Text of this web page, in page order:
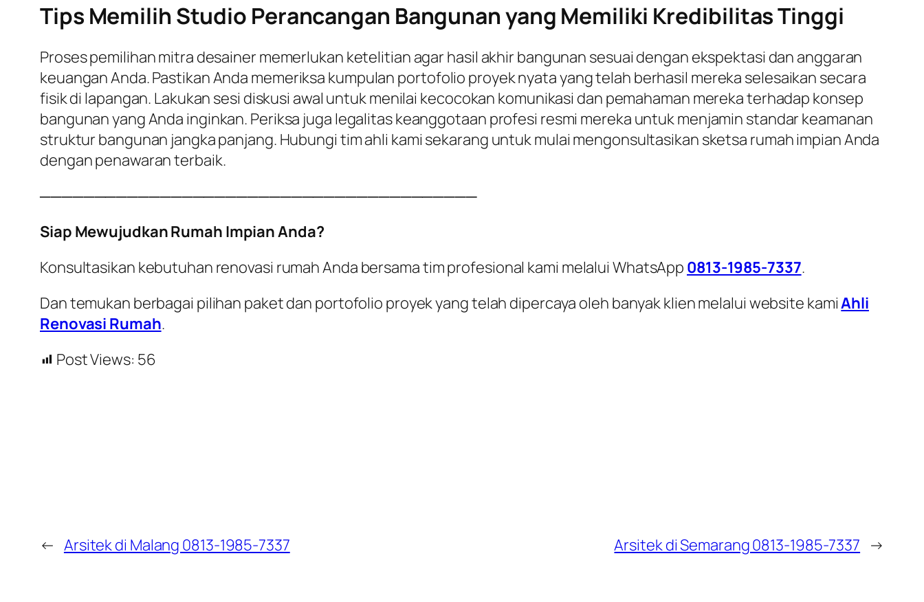
Tips Memilih Studio Perancangan Bangunan yang Memiliki Kredibilitas Tinggi
Proses pemilihan mitra desainer memerlukan ketelitian agar hasil akhir bangunan sesuai dengan ekspektasi dan anggaran
keuangan Anda. Pastikan Anda memeriksa kumpulan portofolio proyek nyata yang telah berhasil mereka selesaikan secara
fisik di lapangan. Lakukan sesi diskusi awal untuk menilai kecocokan komunikasi dan pemahaman mereka terhadap konsep
bangunan yang Anda inginkan. Periksa juga legalitas keanggotaan profesi resmi mereka untuk menjamin standar keamanan
struktur bangunan jangka panjang. Hubungi tim ahli kami sekarang untuk mulai mengonsultasikan sketsa rumah impian Anda
dengan penawaran terbaik.
────────────────────────────────────────
Siap Mewujudkan Rumah Impian Anda?
Konsultasikan kebutuhan renovasi rumah Anda bersama tim profesional kami melalui WhatsApp 0813-1985-7337.
Dan temukan berbagai pilihan paket dan portofolio proyek yang telah dipercaya oleh banyak klien melalui website kamiAhli
Renovasi Rumah.
Post Views: 56
← Arsitek di Malang 0813-1985-7337 Arsitek di Semarang 0813-1985-7337 →